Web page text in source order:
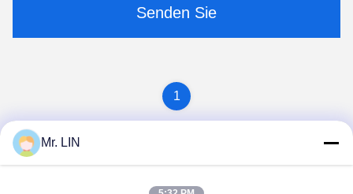
Senden Sie
1
Mr. LIN